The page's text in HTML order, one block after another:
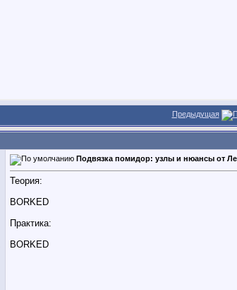
Предыдущая
Подвязка помидор: узлы и нюансы от
Теория:
BORKED
Практика:
BORKED